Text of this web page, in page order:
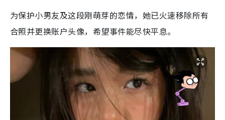
为保护小男友及这段刚萌芽的恋情，她已火速移除所有
合照并更换账户头像，希望事件能尽快平息。